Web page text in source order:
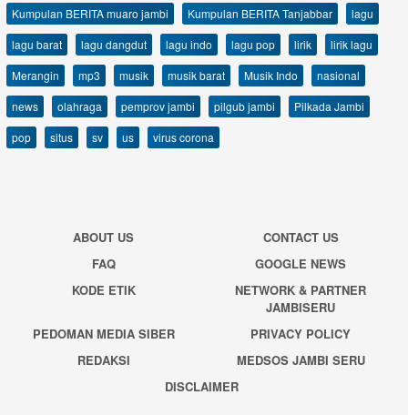
Kumpulan BERITA muaro jambi
Kumpulan BERITA Tanjabbar
lagu
lagu barat
lagu dangdut lagu indo lagu pop lirik
lirik lagu
Merangin
mp3 musik musik barat Musik Indo
nasional
news
olahraga pemprov jambi pilgub jambi
Pilkada Jambi
pop
situs sv us virus corona
ABOUT US
CONTACT US
FAQ
GOOGLE NEWS
KODE ETIK
NETWORK & PARTNER
JAMBISERU
PEDOMAN MEDIA SIBER
PRIVACY POLICY
REDAKSI
MEDSOS JAMBI SERU
DISCLAIMER